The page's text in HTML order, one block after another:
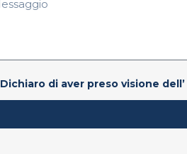
Dichiaro di aver preso visione